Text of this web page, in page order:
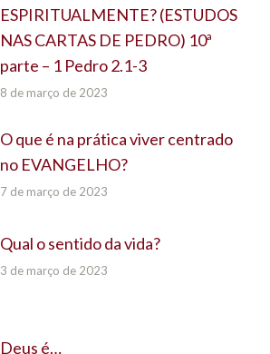
ESPIRITUALMENTE? (ESTUDOS
NAS CARTAS DE PEDRO) 10ª
parte – 1 Pedro 2.1-3
8 de março de 2023
O que é na prática viver centrado
no EVANGELHO?
7 de março de 2023
Qual o sentido da vida?
3 de março de 2023
Deus é…